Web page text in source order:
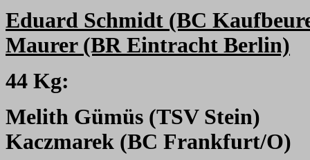
Eduard Schmidt (BC
Maurer (BR Eintracht Berlin)
44 Kg:
Melith Gümüs (TSV Stein)
Kaczmarek (BC Frankfurt/O)